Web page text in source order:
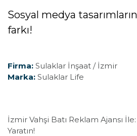
Sosyal medya
farkı!
Firma: Sulaklar İnşaat / İzmir
Marka: Sulaklar Life
İzmir Vahşi Batı Reklam Ajansı
Yaratın!